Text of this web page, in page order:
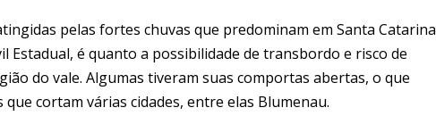
pelas fortes chuvas que predominam em Santa Catarina
é quanto a possibilidade de transbordo e risco de
do vale. Algumas tiveram suas comportas abertas, o que
cortam várias cidades, entre elas Blumenau.